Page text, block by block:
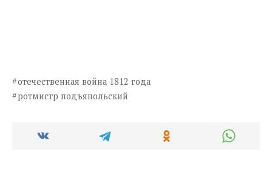
отечественная война 1812 года
ротмистр подъяпольский